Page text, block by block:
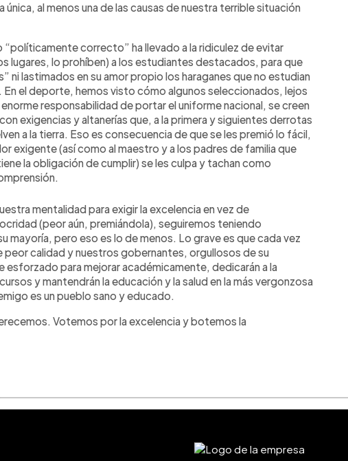
única, al menos una de las causas de nuestra terrible situación
“políticamente correcto” ha llevado a la ridiculez de evitar
lugares, lo prohíben) a los estudiantes destacados, para que
ni lastimados en su amor propio los haraganes que no estudian
En el deporte, hemos visto cómo algunos seleccionados, lejos
responsabilidad de portar el uniforme nacional, se creen
exigencias y altanerías que, a la primera y siguientes derrotas
a la tierra. Eso es consecuencia de que se les premió lo fácil,
exigente (así como al maestro y a los padres de familia que
la obligación de cumplir) se les culpa y tachan como
mentalidad para exigir la excelencia en vez de
(peor aún, premiándola), seguiremos teniendo
mayoría, pero eso es lo de menos. Lo grave es que cada vez
peor calidad y nuestros gobernantes, orgullosos de su
esforzado para mejorar académicamente, dedicarán a la
y mantendrán la educación y la salud en la más vergonzosa
es un pueblo sano y educado.
Votemos por la excelencia y botemos la